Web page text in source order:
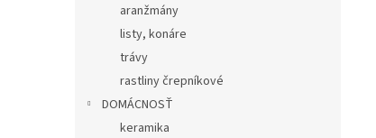
aranžmány
listy, konáre
trávy
rastliny črepníkové
DOMÁCNOSŤ
keramika